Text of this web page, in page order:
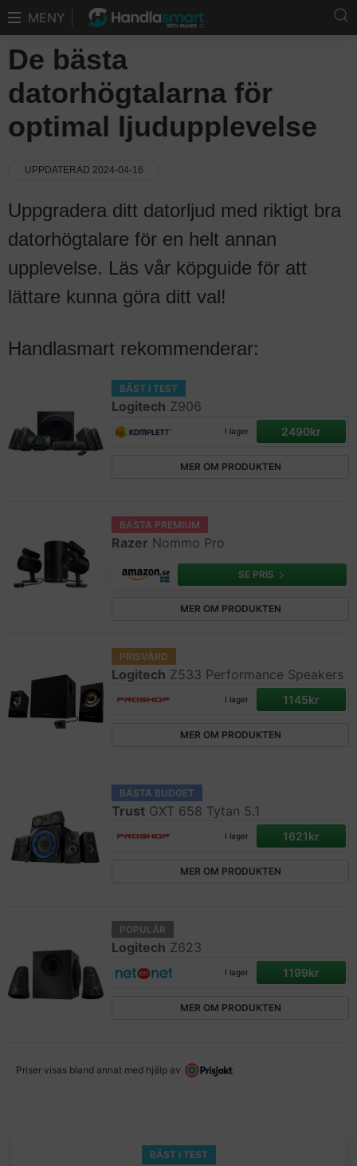
MENY
De bästa
datorhögtalarna för
optimal ljudupplevelse
UPPDATERAD 2024-04-16
Uppgradera ditt datorljud med riktigt bra
datorhögtalare för en helt annan
upplevelse. Läs vår köpguide för att
lättare kunna göra ditt val!
Handlasmart rekommenderar:
BÄST I TEST
Logitech Z906
I lager 2490kr
MER OM PRODUKTEN
BÄSTA PREMIUM
Razer Nommo Pro
SE PRIS
MER OM PRODUKTEN
PRISVÄRD
Logitech Z533 Performance Speakers
I lager 1145kr
MER OM PRODUKTEN
BÄSTA BUDGET
Trust GXT 658 Tytan 5.1
I lager 1621kr
MER OM PRODUKTEN
POPULÄR
Logitech Z623
I lager 1199kr
MER OM PRODUKTEN
Priser visas bland annat med hjälp av
BÄST I TEST